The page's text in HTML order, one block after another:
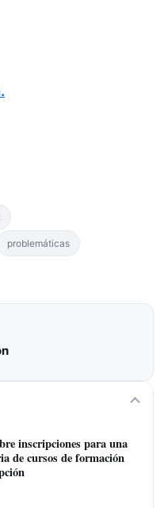
problemáticas
inscripciones para una
de cursos de formación